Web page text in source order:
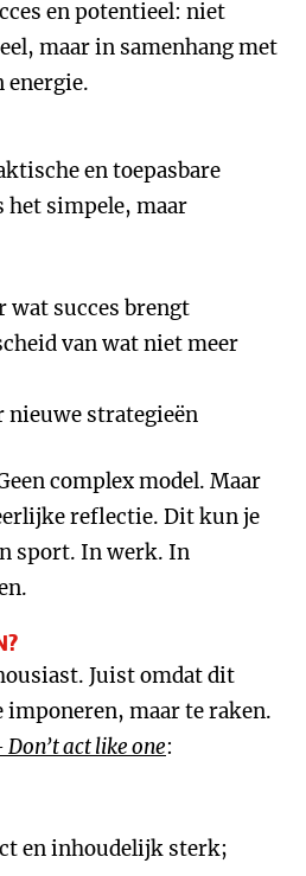
en potentieel: niet
maar in samenhang met
energie.
en toepasbare
het simpele, maar
wat succes brengt
van wat niet meer
nieuwe strategieën
complex model. Maar
reflectie. Dit kun je
sport. In werk. In
Juist omdat dit
maar te raken.
act like one:
en inhoudelijk sterk;